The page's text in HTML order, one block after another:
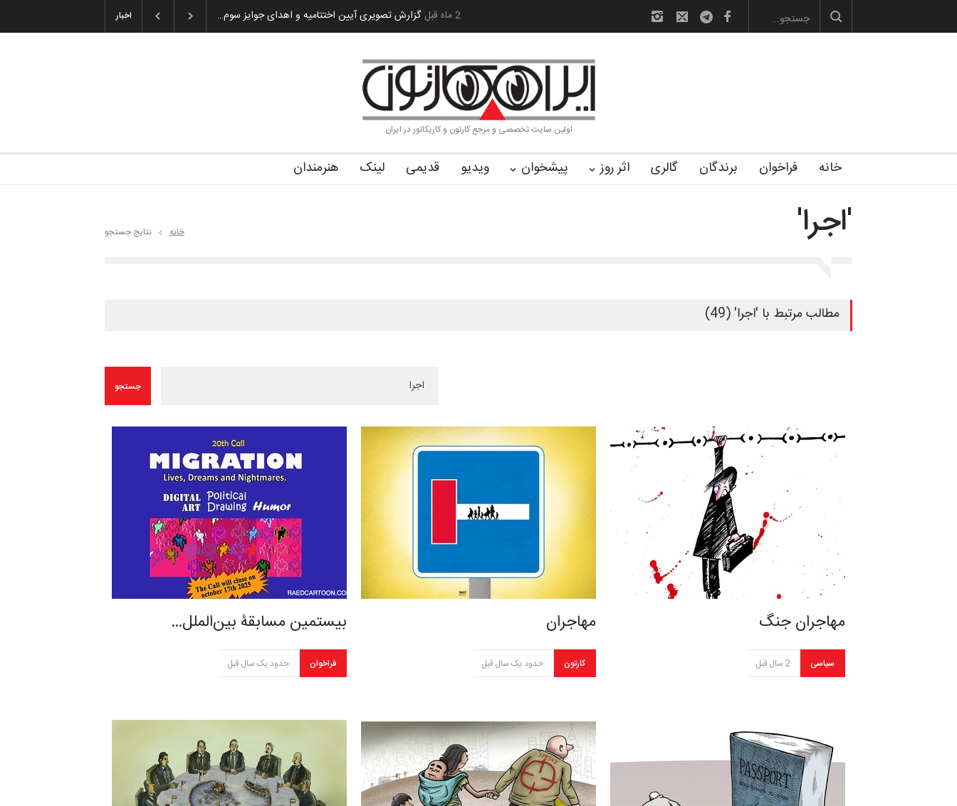
اخبار به یاد اردوغان باشول (۱۹۳۶–۲۰۲۶) رویداد کارگاهی کارتون و پوستر «ایران سربلند»… آغاز دوره‌های تخصصی فصل تابستان 1405 خانه کا… آیین اختتامیه و اهدای جوایز سوم… 2 ماه قبل
اولین سایت تخصصی و مرجع کارتون و کاریکاتور در ایران
خانه فراخوان برندگان گالری اثر روز پیشخوان ویدیو قدیمی لینک هنرمندان
'اجرا' خانه نتایج جستجو
مطالب مرتبط با 'اجرا' (49)
بیستمین مسابقۀ بین‌الملل…
فراخوان حدود یک سال قبل
مهاجران
کارتون حدود یک سال قبل
مهاجران جنگ
سیاسی 2 سال قبل